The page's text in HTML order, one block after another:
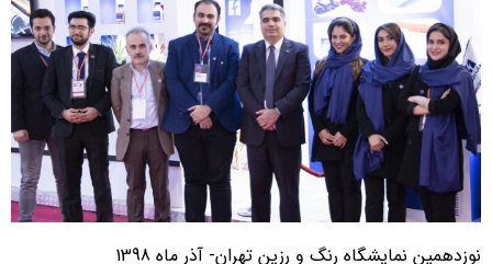
نوزدهمین نمایشگاه رنگ و رزین تهران- آذر ماه 1398